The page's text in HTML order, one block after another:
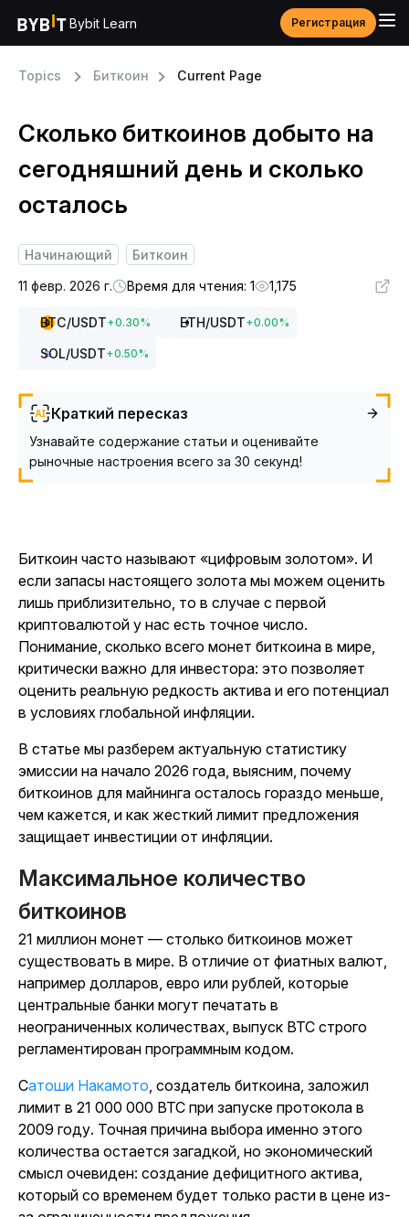
Bybit Learn Регистрация
Topics Биткоин Current Page
Сколько биткоинов добыто на
сегодняшний день и сколько
осталось
Начинающий
Биткоин
11 февр. 2026 г.
Время для чтения: 1 1,175
BTC/USDT+0.30% ETH/USDT+0.00%
SOL/USDT+0.50%
Краткий пересказ
Узнавайте содержание статьи и оценивайте
рыночные настроения всего за 30 секунд!
Биткоин часто называют «цифровым золотом». И
если запасы настоящего золота мы можем оценить
лишь приблизительно, то в случае с первой
криптовалютой у нас есть точное число.
Понимание, сколько всего монет биткоина в мире,
критически важно для инвестора: это позволяет
оценить реальную редкость актива и его потенциал
в условиях глобальной инфляции.
В статье мы разберем актуальную статистику
эмиссии на начало 2026 года, выясним, почему
биткоинов для майнинга осталось гораздо меньше,
чем кажется, и как жесткийлимит предложения
защищает инвестиции от инфляции.
Максимальное количество
биткоинов
21 миллион монет — столько биткоинов может
существовать в мире. В отличие от фиатных валют,
например долларов, евро или рублей, которые
центральные банки могут печатать в
неограниченных количествах, выпуск BTC строго
регламентирован программным кодом.
Сатоши Накамото, создатель биткоина, заложил
лимит в 21 000 000 BTC при запуске протокола в
2009 году. Точная причина выбора именно этого
количества остается загадкой, но экономический
смысл очевиден: создание дефицитного актива,
который со временем будет только расти в цене из-